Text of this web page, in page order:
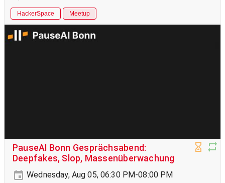
HackerSpace Meetup
PauseAI Bonn Gesprächsabend:
Deepfakes, Slop, Massenüberwachung
Wednesday, Aug 05, 06:30 PM-08:00 PM